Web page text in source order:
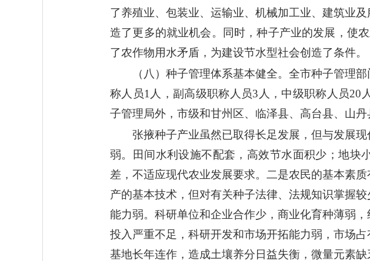
了养殖业、包装业、运输业、机械加工业、建筑业
造了更多的就业机会。同时，种子产业的发展，使
了农作物用水矛盾，为建设节水型社会创造了条件。
（八）种子管理体系基本健全。全市种子管理
称人员1人，副高级职称人员3人，中级职称人员20
子管理局外，市级和甘州区、临泽县、高台县、山丹
张掖种子产业虽然已取得长足发展，但与发展
弱。田间水利设施不配套，高效节水面积少；地块
差，不适应现代农业发展要求。二是农民的基本素
产的基本技术，但对有关种子法律、法规知识掌握
能力弱。科研单位和企业合作少，商业化育种薄弱
投入严重不足，科研开发和市场开拓能力弱，市场
基地长年连作，造成土壤养分日益失衡，微量元素